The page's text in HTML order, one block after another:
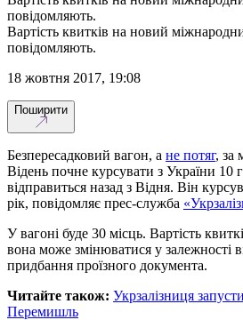
повідомляють.
Вартість квитків на новий
повідомляють.
18 жовтня 2017, 19:08
Поширити
Безпересадковий вагон, а не потяг, за
Відень почне курсувати з України 10
відправиться назад з Відня. Він
рік, повідомляє прес-служба
У вагоні буде 30 місць. Вартість
вона може змінюватися у залежності
придбання проїзного документа.
Читайте також: Укрзалізниця
Перемишль